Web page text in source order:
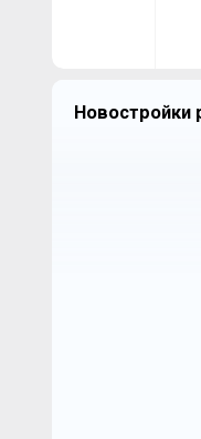
Новостройки